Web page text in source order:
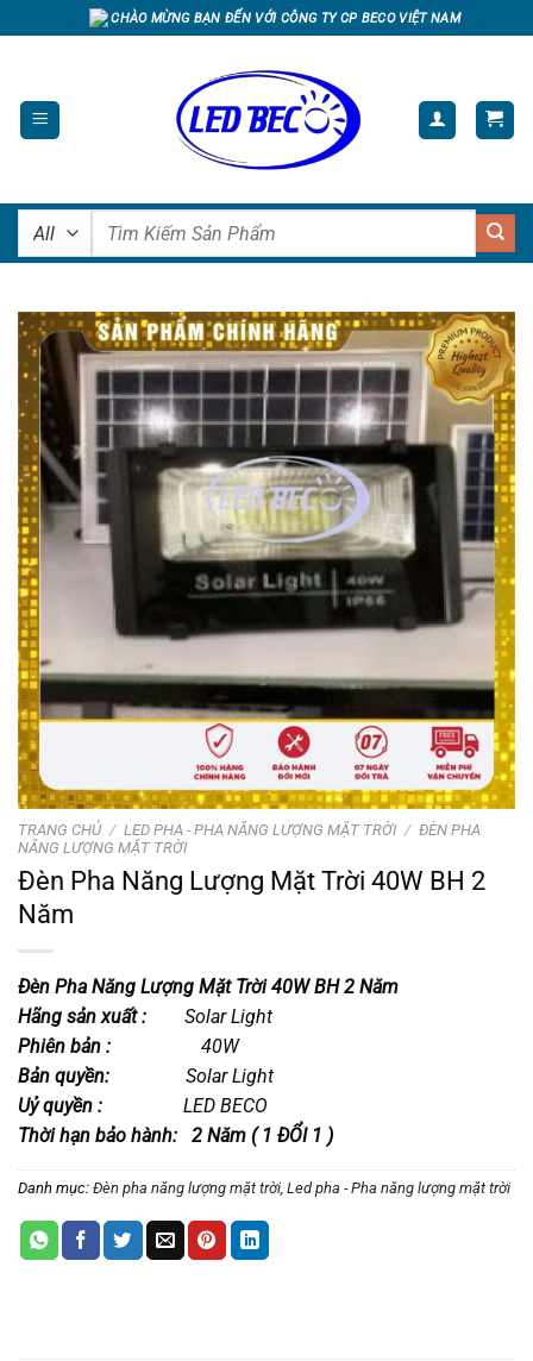
to
CHÀO MỪNG BẠN ĐẾN VỚI CÔNG TY CP BECO VIỆT NAM
kiếm:
TRANG CHỦ / LED PHA - PHA NĂNG LƯỢNG MẶT TRỜI / ĐÈN PHA
NĂNG LƯỢNG MẶT TRỜI
Đèn Pha Năng Lượng Mặt Trời 40W BH 2
Năm
Đèn Pha Năng Lượng Mặt Trời 40W BH 2 Năm
Hãng sản xuất : Solar Light
Phiên bản :
40W
Bản quyền:
Solar Light
Uỷ quyền :
LED BECO
Thời hạn bảo hành: 2 Năm ( 1 ĐỔI 1 )
Danh mục: Đèn pha năng lượng mặt trời Led pha - Pha năng lượng mặt trời